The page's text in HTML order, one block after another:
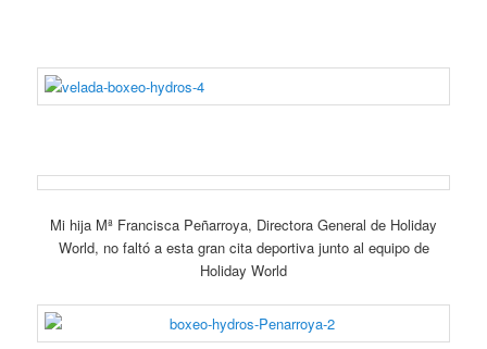
Mi hija Mª Francisca Peñarroya, Directora General de Holiday
World, no faltó a esta gran cita deportiva junto al equipo de
Holiday World